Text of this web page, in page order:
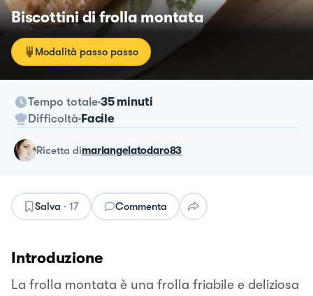
Biscottini di frolla montata
Modalità passo passo
Tempo totale 35 minuti
Difficoltà Facile
ricetta dimariangelatodaro83
Salva · 17 Commenta
Introduzione
La frolla montata è una frolla friabile e deliziosa